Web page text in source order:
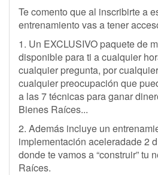
Te comento que al inscribirte a
entrenamiento vas a tener
1. Un EXCLUSIVO paquete de
disponible para ti a cualquier
cualquier pregunta, por
cualquier preocupación que
a las 7 técnicas para ganar
Bienes Raíces...
2. Además incluye un
implementación aceleradade 2
donde te vamos a “construir” tu
Raíces.